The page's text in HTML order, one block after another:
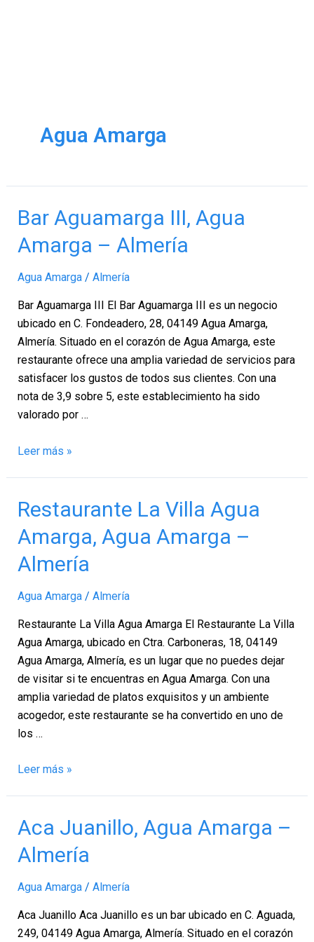
Agua Amarga
Bar Aguamarga III, Agua
Amarga – Almería
Agua Amarga/ Almería
Bar Aguamarga III El Bar Aguamarga III es un negocio
ubicado en C. Fondeadero, 28, 04149 Agua Amarga,
Almería. Situado en el corazón de Agua Amarga, este
restaurante ofrece una amplia variedad de servicios para
satisfacer los gustos de todos sus clientes. Con una
nota de 3,9 sobre 5, este establecimiento ha sido
valorado por …
Bar
Aguamarga
III,
Amarga
–
Almería
Leer más »
Restaurante La Villa Agua
Amarga, Agua Amarga –
Almería
Agua Amarga/ Almería
Restaurante La Villa Agua Amarga El Restaurante La Villa
Agua Amarga, ubicado en Ctra. Carboneras, 18, 04149
Agua Amarga, Almería, es un lugar que no puedes dejar
de visitar si te encuentras en Agua Amarga. Con una
amplia variedad de platos exquisitos y un ambiente
acogedor, este restaurante se ha convertido en uno de
los …
Restaurante
La
Villa
Agua
Amarga,
Agua
–
Almería
Leer más »
Aca Juanillo, Agua Amarga –
Almería
Agua Amarga/ Almería
Aca Juanillo Aca Juanillo es un bar ubicado en C. Aguada,
249, 04149 Agua Amarga, Almería. Situado en el corazón
Aca
Agua
–
Almería